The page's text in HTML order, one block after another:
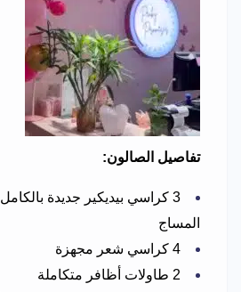
تفاصيل الصالون:
3 كراسي بيديكير جديدة
المساج
4 كراسي شعر مجهزة
2 طاولات أظافر متكاملة